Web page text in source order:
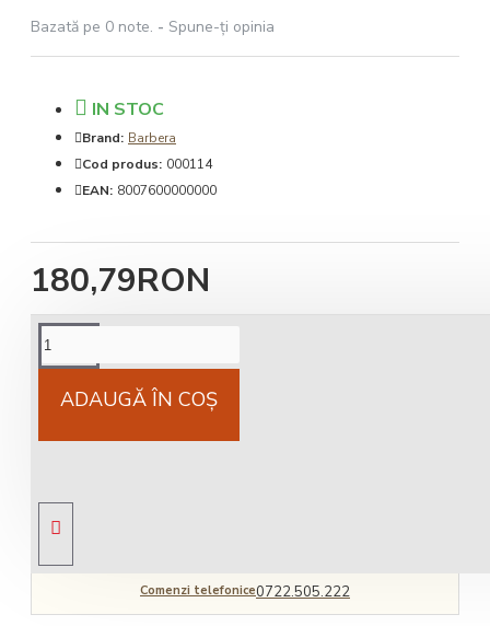
Bazată pe 0 note. - Spune-ţi opinia
180,79RON
IN STOC
Brand: Barbera
Cod produs: 000114
EAN: 8007600000000
ADAUGĂ ÎN COŞ
Cost livrareNational 25Lei locker 25 lei
Comenzi telefonice0722.505.222